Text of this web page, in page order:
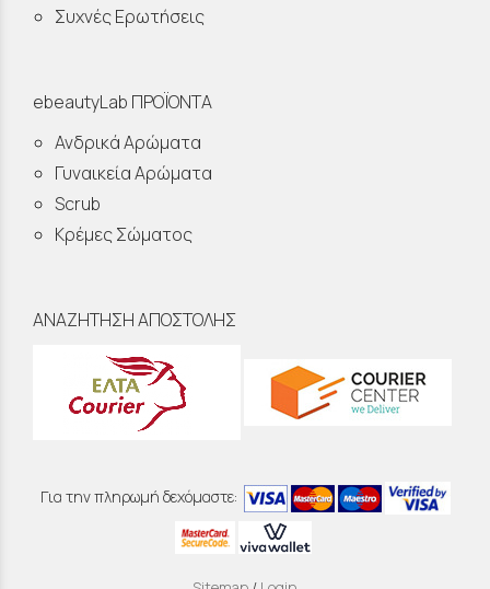
Συχνές Ερωτήσεις
ebeautyLab ΠΡΟΪΟΝΤΑ
Ανδρικά Αρώματα
Γυναικεία Αρώματα
Scrub
Κρέμες Σώματος
ΑΝΑΖΗΤΗΣΗ ΑΠΟΣΤΟΛΗΣ
Για την πληρωμή δεχόμαστε: